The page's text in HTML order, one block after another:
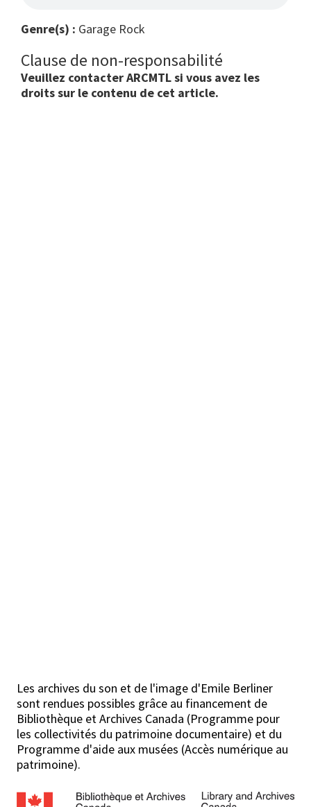
Genre(s) : Garage Rock
Clause de non-responsabilité
Veuillez contacter ARCMTL si vous avez les
droits sur le contenu de cet article.
Les archives du son et de l'image d'Emile Berliner
sont rendues possibles grâce au financement de
Bibliothèque et Archives Canada (Programme pour
les collectivités du patrimoine documentaire) et du
Programme d'aide aux musées (Accès numérique au
patrimoine).